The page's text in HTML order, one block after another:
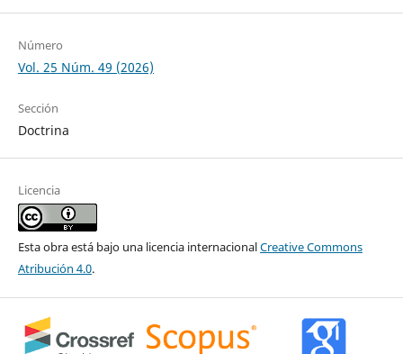
Número
Vol. 25 Núm. 49 (2026)
Sección
Doctrina
Licencia
Esta obra está bajo una licencia internacionalCreative Commons
Atribución 4.0.